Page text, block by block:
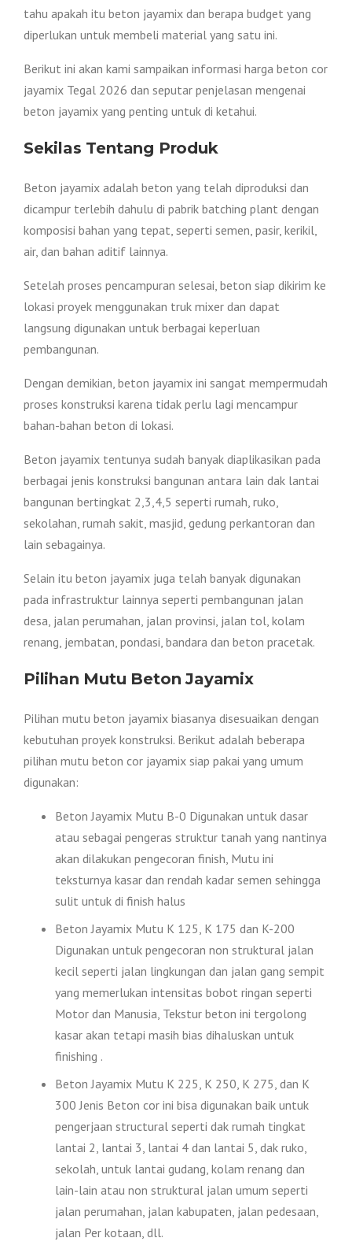
tahu apakah itu beton jayamix dan berapa budget yang
diperlukan untuk membeli material yang satu ini.
Berikut ini akan kami sampaikan informasi harga beton cor
jayamix Tegal 2026 dan seputar penjelasan mengenai
beton jayamix yang penting untuk di ketahui.
Sekilas Tentang Produk
Beton jayamix adalah beton yang telah diproduksi dan
dicampur terlebih dahulu di pabrik batching plant dengan
komposisi bahan yang tepat, seperti semen, pasir, kerikil,
air, dan bahan aditif lainnya.
Setelah proses pencampuran selesai, beton siap dikirim ke
lokasi proyek menggunakan truk mixer dan dapat
langsung digunakan untuk berbagai keperluan
pembangunan.
Dengan demikian, beton jayamix ini sangat mempermudah
proses konstruksi karena tidak perlu lagi mencampur
bahan-bahan beton di lokasi.
Beton jayamix tentunya sudah banyak diaplikasikan pada
berbagai jenis konstruksi bangunan antara lain dak lantai
bangunan bertingkat 2,3,4,5 seperti rumah, ruko,
sekolahan, rumah sakit, masjid, gedung perkantoran dan
lain sebagainya.
Selain itu beton jayamix juga telah banyak digunakan
pada infrastruktur lainnya seperti pembangunan jalan
desa, jalan perumahan, jalan provinsi, jalan tol, kolam
renang, jembatan, pondasi, bandara dan beton pracetak.
Pilihan Mutu Beton Jayamix
Pilihan mutu beton jayamix biasanya disesuaikan dengan
kebutuhan proyek konstruksi. Berikut adalah beberapa
pilihan mutu beton cor jayamix siap pakai yang umum
digunakan:
Beton Jayamix Mutu B-0 Digunakan untuk dasar
atau sebagai pengeras struktur tanah yang nantinya
akan dilakukan pengecoran finish, Mutu ini
teksturnya kasar dan rendah kadar semen sehingga
sulit untuk di finish halus
Beton Jayamix Mutu K 125, K 175 dan K-200
Digunakan untuk pengecoran non struktural jalan
kecil seperti jalan lingkungan dan jalan gang sempit
yang memerlukan intensitas bobot ringan seperti
Motor dan Manusia, Tekstur beton ini tergolong
kasar akan tetapi masih bias dihaluskan untuk
finishing .
Beton Jayamix Mutu K 225, K 250, K 275, dan K
300 Jenis Beton cor ini bisa digunakan baik untuk
pengerjaan structural seperti dak rumah tingkat
lantai 2, lantai 3, lantai 4 dan lantai 5, dak ruko,
sekolah, untuk lantai gudang, kolam renang dan
lain-lain atau non struktural jalan umum seperti
jalan perumahan, jalan kabupaten, jalan pedesaan,
jalan Per kotaan, dll.